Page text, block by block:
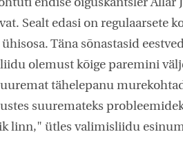
endise õiguskantsler Allar
Sealt edasi on regulaarsete
Täna sõnastasid
olemust kõige paremini
tähelepanu
suuremateks
linn," ütles valimisliidu